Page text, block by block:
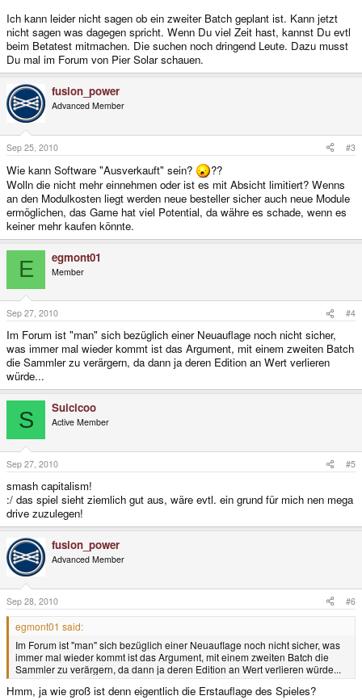
Ich kann leider nicht sagen ob ein zweiter Batch geplant ist. Kann jetzt
nicht sagen was dagegen spricht. Wenn Du viel Zeit hast, kannst Du evtl
beim Betatest mitmachen. Die suchen noch dringend Leute. Dazu musst
Du mal im Forum von Pier Solar schauen.
fusion_power
Advanced Member
Sep 25, 2010 #3
Wie kann Software "Ausverkauft" sein?
??
Wolln die nicht mehr einnehmen oder ist es mit Absicht limitiert? Wenns
an den Modulkosten liegt werden neue besteller sicher auch neue Module
ermöglichen, das Game hat viel Potential, da währe es schade, wenn es
keiner mehr kaufen könnte.
E egmont01
Member
Sep 27, 2010 #4
Im Forum ist "man" sich bezüglich einer Neuauflage noch nicht sicher,
was immer mal wieder kommt ist das Argument, mit einem zweiten Batch
die Sammler zu verärgern, da dann ja deren Edition an Wert verlieren
würde...
S Suicicoo
Active Member
Sep 27, 2010 #5
smash capitalism!
:/ das spiel sieht ziemlich gut aus, wäre evtl. ein grund für mich nen mega
drive zuzulegen!
fusion_power
Advanced Member
Sep 28, 2010 #6
egmont01 said:
Im Forum ist "man" sich bezüglich einer Neuauflage noch nicht sicher, was
immer mal wieder kommt ist das Argument, mit einem zweiten Batch die
Sammler zu verärgern, da dann ja deren Edition an Wert verlieren würde...
Hmm, ja wie groß ist denn eigentlich die Erstauflage des Spieles?